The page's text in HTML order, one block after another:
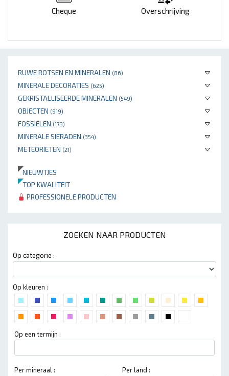
RUWE ROTSEN EN MINERALEN (86)
MINERALE DECORATIES (625)
GEKRISTALLISEERDE MINERALEN (549)
OBJECTEN (919)
FOSSIELEN (173)
MINERALE SIERADEN (354)
METEORIETEN (21)
NIEUWTJES
TOP KWALITEIT
PROFESSIONELE PRODUCTEN
ZOEKEN NAAR PRODUCTEN
Op categorie :
Op kleuren :
Op een termijn :
Per mineraal : Per land :
Cheque Overschrijving